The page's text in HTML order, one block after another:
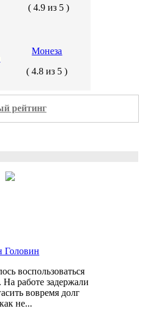
( 4.9 из 5 )
Монеза
( 4.8 из 5 )
рейтинг
Головин
воспользоваться
работе задержали
вовремя долг
не...